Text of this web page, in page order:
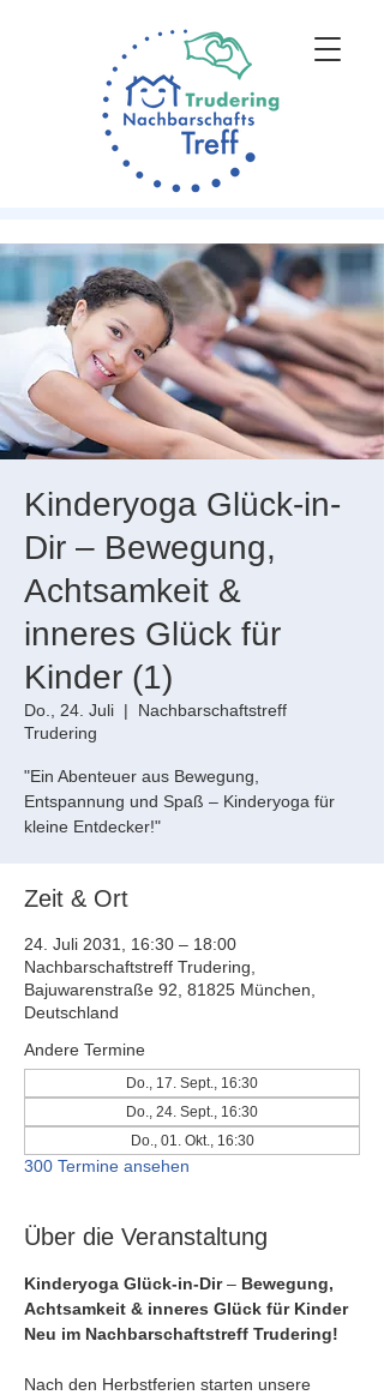
Kinderyoga Glück-in-
Dir – Bewegung,
Achtsamkeit &
inneres Glück für
Kinder (1)
Do., 24. Juli
  |
Nachbarschaftstreff
Trudering
"Ein Abenteuer aus Bewegung,
Entspannung und Spaß – Kinderyoga für
kleine Entdecker!"
Zeit & Ort
24. Juli 2031, 16:30 – 18:00
Nachbarschaftstreff Trudering,
Bajuwarenstraße 92, 81825 München,
Deutschland
Andere Termine
Do., 17. Sept., 16:30
Do., 24. Sept., 16:30
Do., 01. Okt., 16:30
300 Termine ansehen
Über die Veranstaltung
Kinderyoga Glück-in-Dir – Bewegung,
Achtsamkeit & inneres Glück für Kinder
Neu im Nachbarschaftstreff Trudering!
Nach den Herbstferien starten unsere